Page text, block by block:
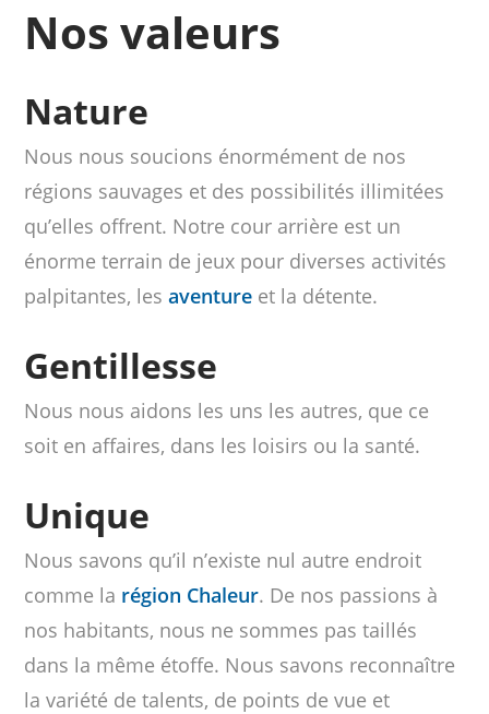
Nos valeurs
Nature
Nous nous soucions énormément de nos
régions sauvages et des possibilités illimitées
qu’elles offrent. Notre cour arrière est un
énorme terrain de jeux pour diverses activités
palpitantes, lesaventure et la détente.
Gentillesse
Nous nous aidons les uns les autres, que ce
soit en affaires, dans les loisirs ou la santé.
Unique
Nous savons qu’il n’existe nul autre endroit
comme la région Chaleur. De nos passions à
nos habitants, nous ne sommes pas taillés
dans la même étoffe. Nous savons reconnaître
la variété de talents, de points de vue et